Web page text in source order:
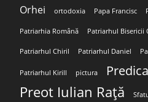
Orhei ortodoxia Papa Francisc
Patriarhia Română Patriarhul Bisericii
Patriarhul Chiril Patriarhul Daniel
Patriarhul Kirill pictura Predica
Preot Iulian Rață